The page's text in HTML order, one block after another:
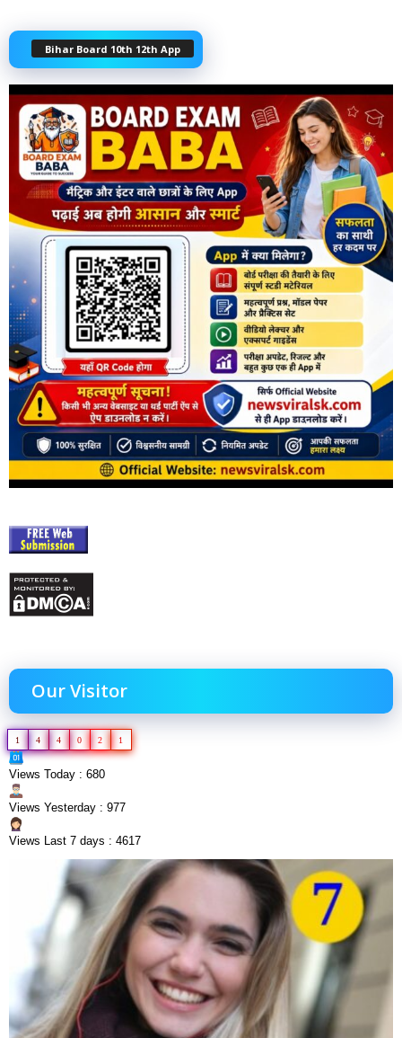
Bihar Board 10th 12th App
Our Visitor
1 4 4 0 2 1
Views Today : 680
Views Yesterday : 977
Views Last 7 days : 4617